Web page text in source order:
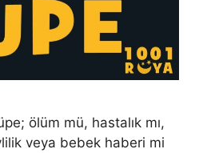
ölüm mü, hastalık mı,
veya bebek haberi mi